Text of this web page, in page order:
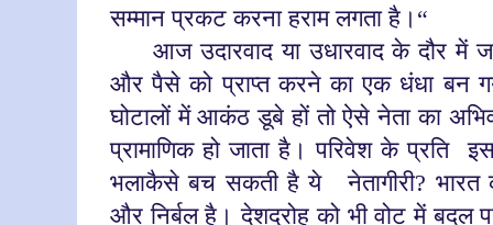
सम्मान प्रकट करना हराम लगता है।“
आज उदारवाद या उधारवाद के दौर में
और पैसे को प्राप्त करने का एक धंधा बन
घोटालों में आकंठ डूबे हों तो ऐसे नेता का
प्रामाणिक हो जाता है। परिवेश के प्रति
भलाकैसे बच सकती है ये
नेतागीरी?
और निर्बल है। देशद्रोह को भी वोट में बदल